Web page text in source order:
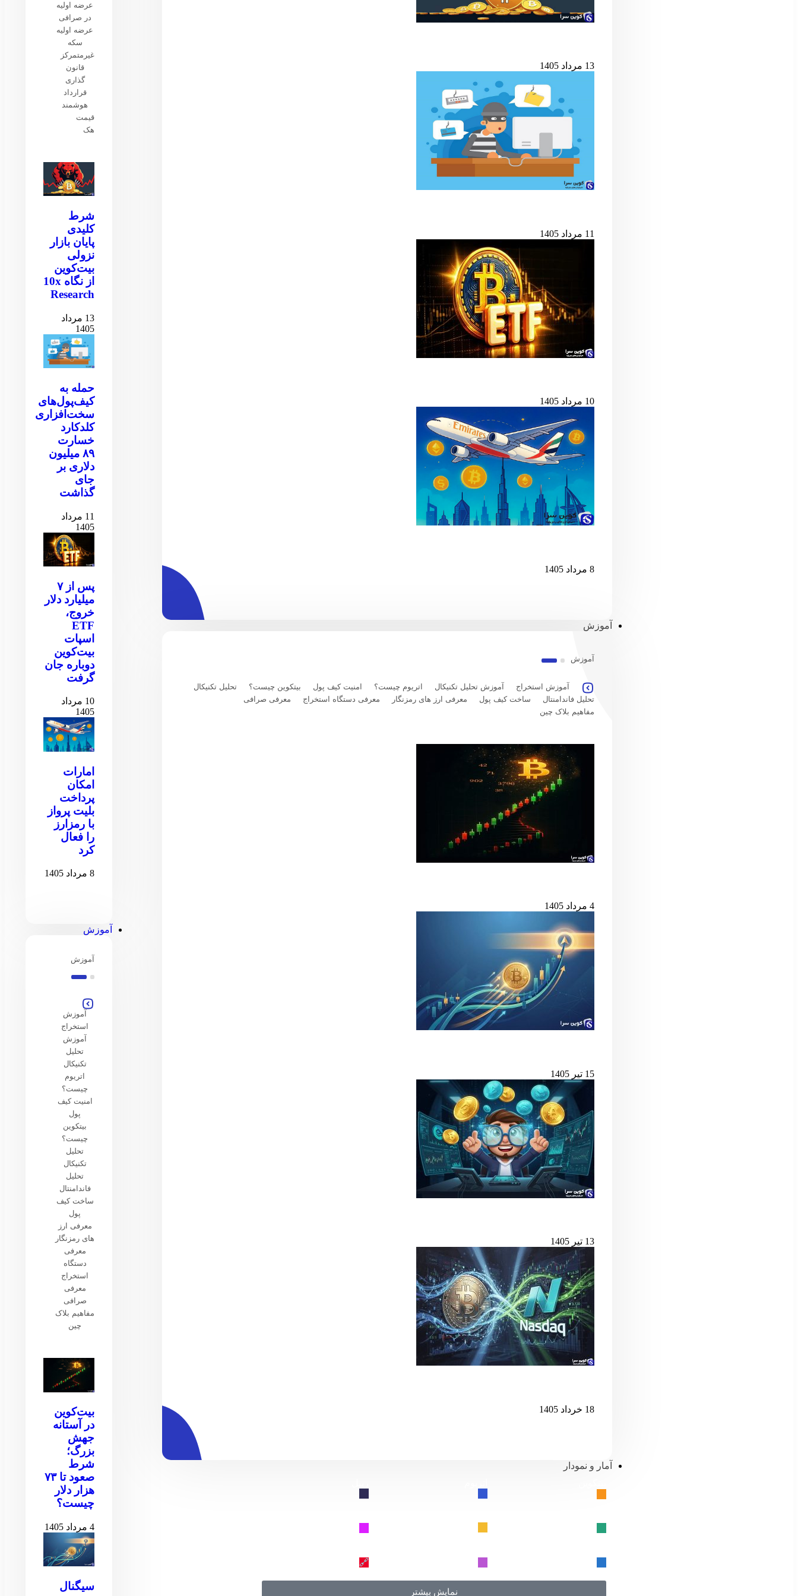
13 مرداد 1405
11 مرداد 1405
10 مرداد 1405
8 مرداد 1405
آموزش
آموزش
آموزش استخراج آموزش تحلیل تکنیکال اتریوم چیست؟ امنیت کیف پول بیتکوین چیست؟
تحلیل تکنیکال
تحلیل فاندامنتال
ساخت کیف پول معرفی ارز های رمزنگار معرفی دستگاه استخراج
معرفی صرافی
مفاهیم بلاک چین
4 مرداد 1405
15 تیر 1405
13 تیر 1405
18 خرداد 1405
آمار و نمودار
🔗
نمایش بیشتر
عرضه اولیه
در صرافی
عرضه اولیه
سکه
غیرمتمرکز
قانون
گذاری
قرارداد
هوشمند
قیمت
هک
شرط
کلیدی
پایان بازار
نزولی
بیت‌کوین
از نگاه 10x
Research
13 مرداد
1405
حمله به
کیف‌پول‌های
سخت‌افزاری
کلدکارد
خسارت
۸۹ میلیون
دلاری بر
جای
گذاشت
11 مرداد
1405
پس از ۷
میلیارد دلار
خروج،
ETF
اسپات
بیت‌کوین
دوباره جان
گرفت
10 مرداد
1405
امارات
امکان
پرداخت
بلیت پرواز
با رمزارز
را فعال
کرد
8 مرداد 1405
آموزش
آموزش
آموزش
استخراج
آموزش
تحلیل
تکنیکال
اتریوم
چیست؟
امنیت کیف
پول
بیتکوین
چیست؟
تحلیل
تکنیکال
تحلیل
فاندامنتال
ساخت کیف
پول
معرفی ارز
های رمزنگار
معرفی
دستگاه
استخراج
معرفی
صرافی
مفاهیم بلاک
چین
بیت‌کوین
در آستانه
جهش
بزرگ؛
شرط
صعود تا ۷۳
هزار دلار
چیست؟
4 مرداد 1405
سیگنال